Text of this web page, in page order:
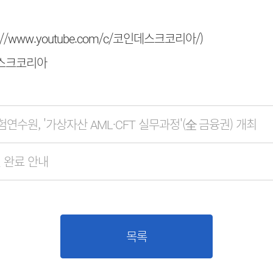
www.youtube.com/c/코인데스크코리아/)
크코리아
연수원, '가상자산 AML·CFT 실무과정'(全 금융권) 개최
료 안내
목록